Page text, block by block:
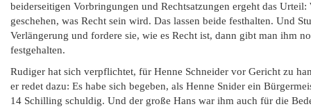
beiderseitigen Vorbringungen und Rechtsatzungen ergeht das
geschehen, was Recht sein wird. Das lassen beide festhalten. Und
Verlängerung und fordere sie, wie es Recht ist, dann gibt man ihm
festgehalten.
Rudiger hat sich verpflichtet, für Henne Schneider vor Gericht zu
er redet dazu: Es habe sich begeben, als Henne Snider ein
14 Schilling schuldig. Und der große Hans war ihm auch für die